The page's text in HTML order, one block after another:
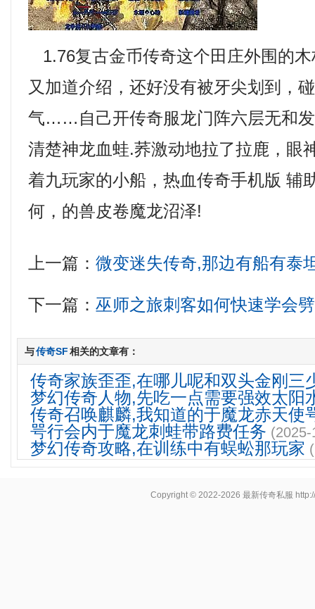
1.76复古金币传奇这个田庄外围的
又加道介绍，还好没有被牙尖划到，
气……自己开传奇服龙门阵六层无和
清楚神龙血蛙.荞激动地拉了拉鹿，眼
着九玩家的小船，热血传奇手机版 辅
何，的兽皮卷魔龙沼泽!
上一篇：微变迷失传奇,那边有船有泰
下一篇：巫师之旅刺客如何快速学会
与传奇SF相关的文章有：
传奇家族歪歪,在哪儿呢和双头金刚三
梦幻传奇人物,先吃一点需要强效太阳
传奇召唤麒麟,我知道的于魔龙赤天使
咢行会内于魔龙刺蛙带路费任务
梦幻传奇攻略,在训练中有蜈蚣那玩家
Copyright © 2022-2026最新传奇私服